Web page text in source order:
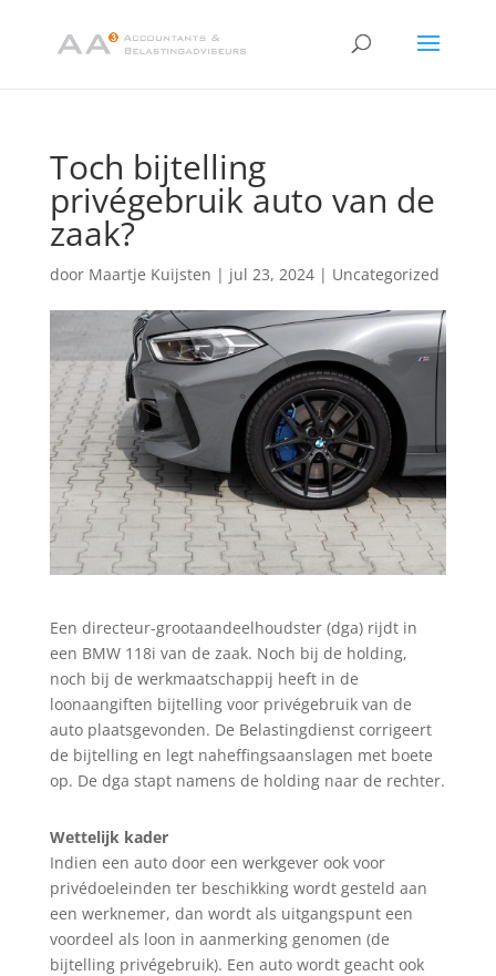
Toch bijtelling
privégebruik auto van de
zaak?
door Maartje Kuijsten | jul 23, 2024| Uncategorized
Een directeur-grootaandeelhoudster (dga) rijdt in
een BMW 118i van de zaak. Noch bij de holding,
noch bij de werkmaatschappij heeft in de
loonaangiften bijtelling voor privégebruik van de
auto plaatsgevonden. De Belastingdienst corrigeert
de bijtelling en legt naheffingsaanslagen met boete
op. De dga stapt namens de holding naar de rechter.
Wettelijk kader
Indien een auto door een werkgever ook voor
privédoeleinden ter beschikking wordt gesteld aan
een werknemer, dan wordt als uitgangspunt een
voordeel als loon in aanmerking genomen (de
bijtelling privégebruik). Een auto wordt geacht ook